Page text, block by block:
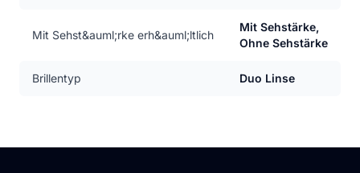
Mit Sehst&auml;rke erh&auml;ltlich
Mit Sehstärke,
Ohne Sehstärke
Brillentyp Duo Linse